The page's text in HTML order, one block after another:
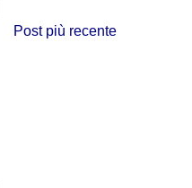
Post più recente